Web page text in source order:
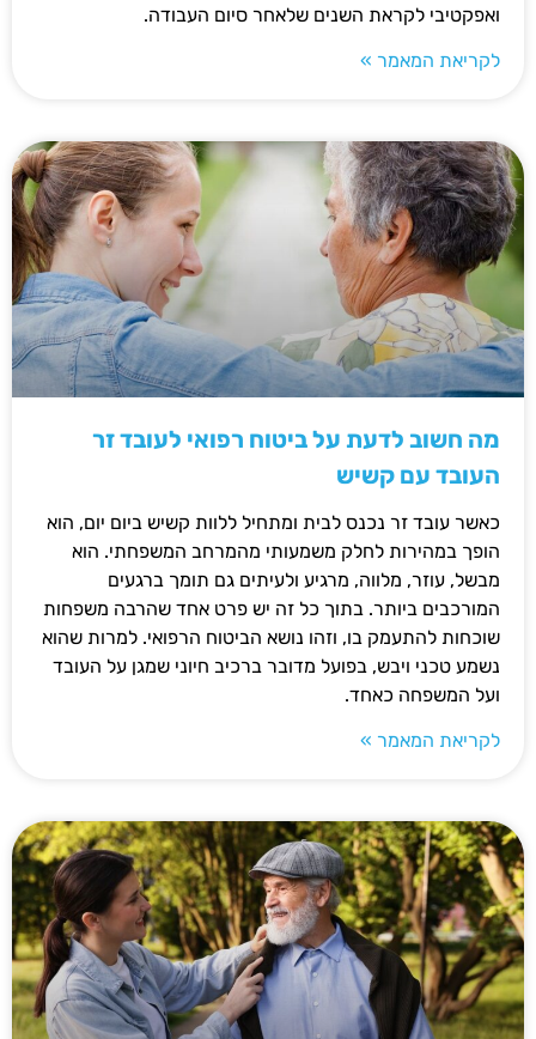
ואפקטיבי לקראת השנים שלאחר סיום העבודה.
לקריאת המאמר »
מה חשוב לדעת על ביטוח רפואי לעובד זר
העובד עם קשיש
כאשר עובד זר נכנס לבית ומתחיל ללוות קשיש ביום יום, הוא
הופך במהירות לחלק משמעותי מהמרחב המשפחתי. הוא
מבשל, עוזר, מלווה, מרגיע ולעיתים גם תומך ברגעים
המורכבים ביותר. בתוך כל זה יש פרט אחד שהרבה משפחות
שוכחות להתעמק בו, וזהו נושא הביטוח הרפואי. למרות שהוא
נשמע טכני ויבש, בפועל מדובר ברכיב חיוני שמגן על העובד
ועל המשפחה כאחד.
לקריאת המאמר »